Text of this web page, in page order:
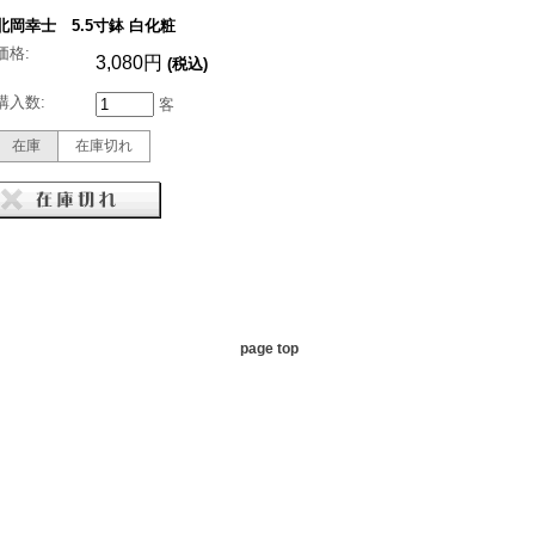
岡幸士 5.5寸鉢 白化粧
格:
3,080円 (税込)
入数: 客
在庫 在庫切れ
page top